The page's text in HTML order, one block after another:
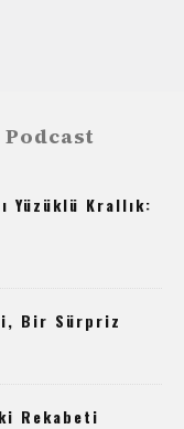
Podcast
Yüzüklü Krallık:
Bir Sürpriz
Rekabeti